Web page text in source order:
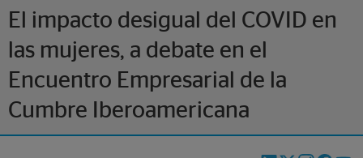
El impacto desigual del COVID en
las mujeres, a debate en el
Encuentro Empresarial de la
Cumbre Iberoamericana